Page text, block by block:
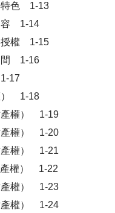
特色 1-13
容 1-14
授權 1-15
間 1-16
17
） 1-18
產權） 1-19
產權） 1-20
產權） 1-21
產權） 1-22
產權） 1-23
產權） 1-24